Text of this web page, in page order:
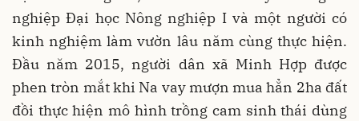
nghiệp Đại học Nông nghiệp I và một người có
kinh nghiệm làm vườn lâu năm cùng thực hiện.
Đầu năm 2015, người dân xã Minh Hợp được
phen tròn mắt khi Na vay mượn mua hẳn 2ha đất
đồi thực hiện mô hình trồng cam sinh thái dùng